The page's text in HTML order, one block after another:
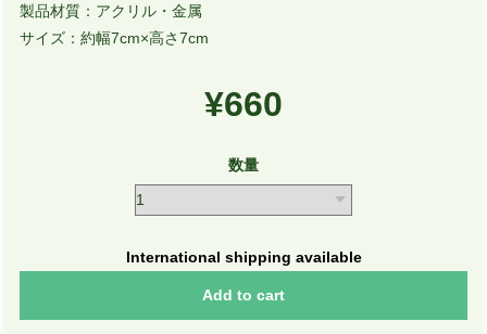
製品材質：アクリル・金属
サイズ：約幅7cm×高さ7cm
¥660
数量
International shipping available
Add to cart